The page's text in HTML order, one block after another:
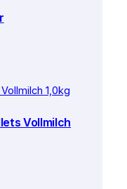
Vollmilch